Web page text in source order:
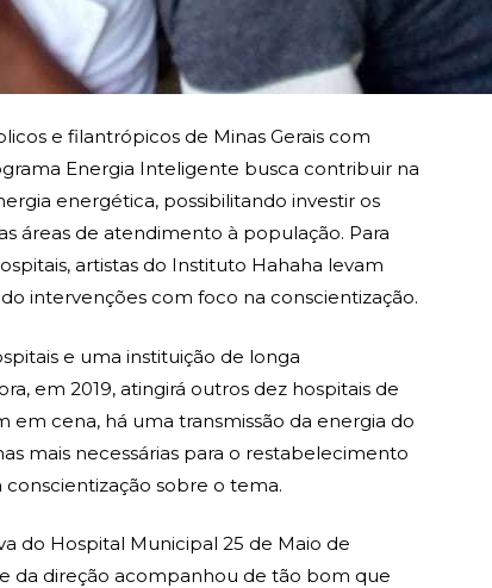
e filantrópicos de Minas Gerais com
Energia Inteligente busca contribuir na
energética, possibilitando investir os
áreas de atendimento à população. Para
artistas do Instituto Hahaha levam
intervenções com foco na conscientização.
e uma instituição de longa
em 2019, atingirá outros dez hospitais de
em cena, há uma transmissão da energia do
mais necessárias para o restabelecimento
conscientização sobre o tema.
do Hospital Municipal 25 de Maio de
da direção acompanhou de tão bom que